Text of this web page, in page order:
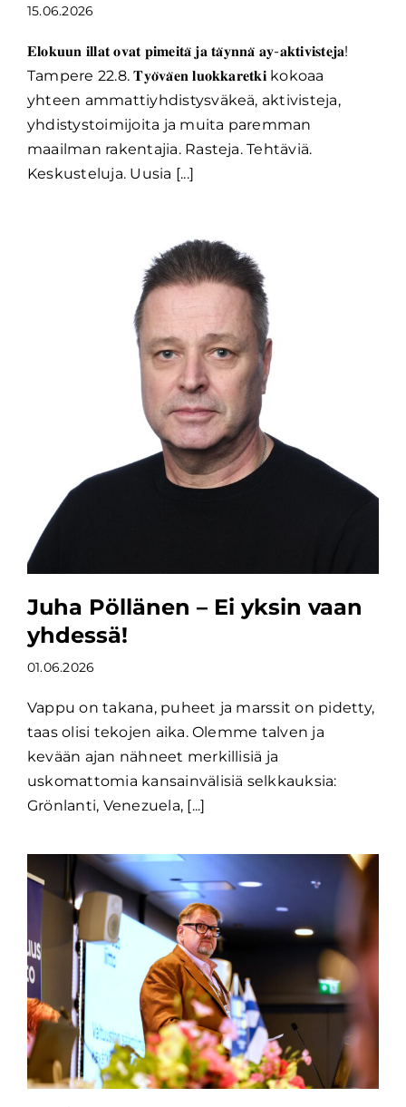
15.06.2026
𝐄𝐥𝐨𝐤𝐮𝐮𝐧 𝐢𝐥𝐥𝐚𝐭 𝐨𝐯𝐚𝐭 𝐩𝐢𝐦𝐞𝐢𝐭𝐚̈ 𝐣𝐚 𝐭𝐚̈𝐲𝐧𝐧𝐚̈ 𝐚𝐲-𝐚𝐤𝐭𝐢𝐯𝐢𝐬𝐭𝐞𝐣𝐚!
Tampere 22.8. 𝐓𝐲𝐨̈𝐯𝐚̈𝐞𝐧 𝐥𝐮𝐨𝐤𝐤𝐚𝐫𝐞𝐭𝐤𝐢 kokoaa
yhteen ammattiyhdistysväkeä, aktivisteja,
yhdistystoimijoita ja muita paremman
maailman rakentajia. Rasteja. Tehtäviä.
Keskusteluja. Uusia [...]
Juha Pöllänen – Ei yksin vaan
yhdessä!
01.06.2026
Vappu on takana, puheet ja marssit on pidetty,
taas olisi tekojen aika. Olemme talven ja
kevään ajan nähneet merkillisiä ja
uskomattomia kansainvälisiä selkkauksia:
Grönlanti, Venezuela, [...]